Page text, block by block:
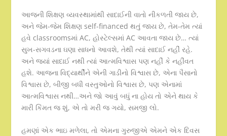
આજની શિક્ષણ વ્યવસ્થામાંથી સાદાઈની વાતો નીકળતી જાય છે,
અને જેમ-જેમ શિક્ષણ self-financed થતું જાય છે, તેમ-તેમ ત્યાં
હવે classroomsમાં AC, હોસ્ટેલ્સમાં AC આવતા જાય છે… ત્યાં
સુખ-સગવડના ઘણા સાધનો આવશે, તેથી ત્યાં સાદાઈ નહીં રહે.
અને જ્યાં સાદાઈ નથી ત્યાં આત્મવિશ્વાસ પણ નહીં કે નહીંવત
હશે. આજના વિદ્યાર્થીને એની ગાડીનો વિશ્વાસ છે, એના પૈસાનો
વિશ્વાસ છે, બીજી બધી વસ્તુઓનો વિશ્વાસ છે, પણ એનામાં
આત્મવિશ્વાસ નથી…અને જો આવું બધું ના હોય તો એને થાય કે
મારી કિંમત જ શું, એ તો મરી જ ગયો, સમજી લો.
હમણાં એક ભાઇ મળેલા, તો એમના ગુરુજીએ એમને એક દિવસ